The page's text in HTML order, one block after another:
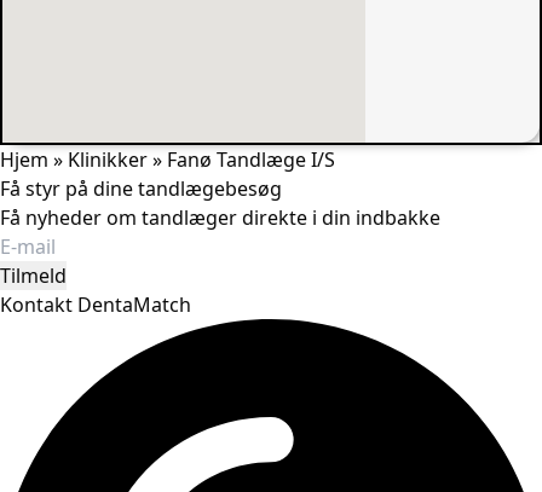
Hjem » Klinikker» Fanø Tandlæge I/S
Få styr på dine tandlægebesøg
Få nyheder om tandlæger direkte i din indbakke
Tilmeld
Kontakt DentaMatch